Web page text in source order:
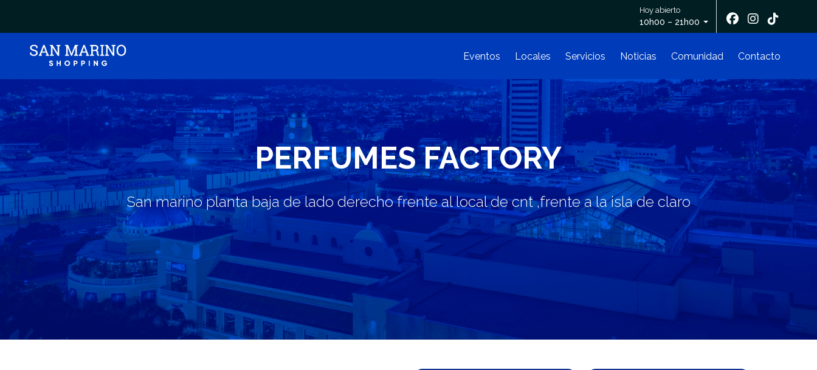
Hoy abierto
10h00 – 21h00
Eventos Locales Servicios Noticias Comunidad Contacto
PERFUMES FACTORY
San marino planta baja de lado derecho frente al local de cnt ,frente a la isla de claro